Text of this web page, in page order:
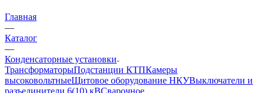
Главная
—
Каталог
—
Конденсаторные установки
ТрансформаторыПодстанции КТПКамеры
высоковольтныеЩитовое оборудование НКУВыключатели и
разъединители 6(10) кВСварочное